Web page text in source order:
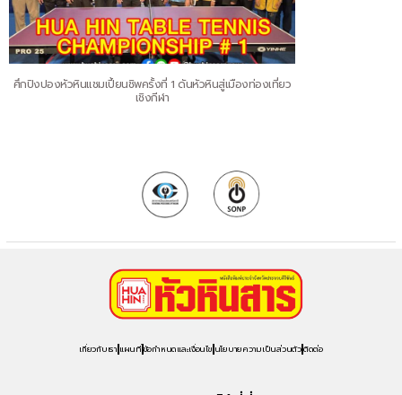
ศึกปิงปองหัวหินแชมเปี้ยนชิพครั้งที่ 1 ดันหัวหินสู่เมืองท่องเที่ยว
เชิงกีฬา
เกี่ยวกับเรา แผนที่ ข้อกำหนดและเงื่อนไข นโยบายความเป็นส่วนตัวติดต่อ